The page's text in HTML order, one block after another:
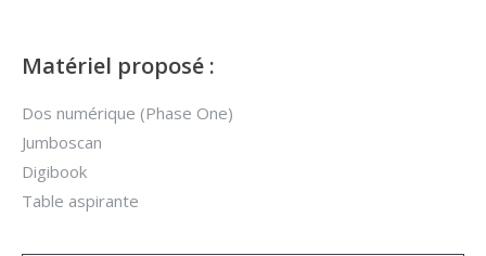
Matériel proposé :
Dos numérique (Phase One)
Jumboscan
Digibook
Table aspirante